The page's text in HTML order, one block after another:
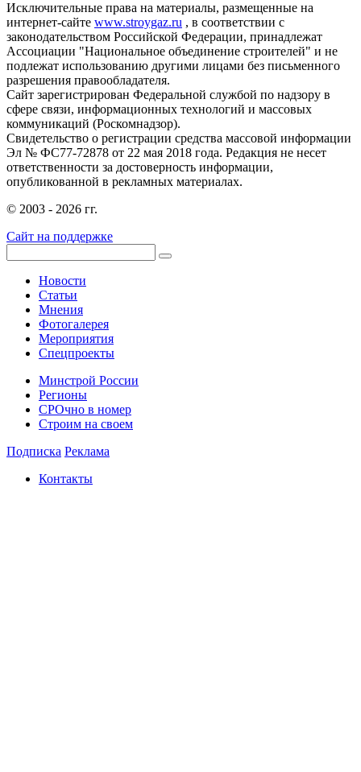
Исключительные права на материалы, размещенные на
интернет-сайте www.stroygaz.ru , в соответствии с
законодательством Российской Федерации, принадлежат
Ассоциации "Национальное объединение строителей" и не
подлежат использованию другими лицами без письменного
разрешения правообладателя.
Сайт зарегистрирован Федеральной службой по надзору в
сфере связи, информационных технологий и массовых
коммуникаций (Роскомнадзор).
Свидетельство о регистрации средства массовой информации
Эл № ФС77-72878 от 22 мая 2018 года. Редакция не несет
ответственности за достоверность информации,
опубликованной в рекламных материалах.
© 2003 - 2026 гг.
Сайт на поддержке
Новости
Статьи
Мнения
Фотогалерея
Мероприятия
Спецпроекты
Минстрой России
Регионы
СРОчно в номер
Строим на своем
Подписка Реклама
Контакты